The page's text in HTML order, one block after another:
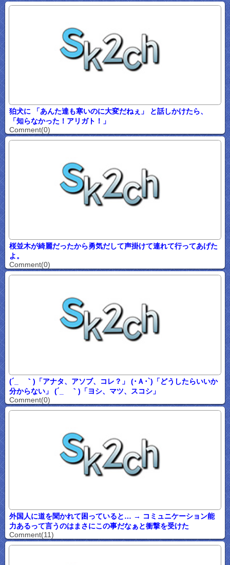
狛犬に 「あんた達も寒いのに大変だねぇ」 と話しかけたら、
「知らなかった！アリガト！」
Comment(0)
桜並木が綺麗だったから勇気だして声掛けて連れて行ってあげた
よ。
Comment(0)
(´_ゝ｀)「アナタ、アソブ、コレ？」 (･Ａ･`)「どうしたらいいか
分からない」 (´_ゝ｀)「ヨシ、マツ、スコシ」
Comment(0)
外国人に道を聞かれて困っていると… → コミュニケーション能
力あるって言うのはまさにこの事だなぁと衝撃を受けた
Comment(11)